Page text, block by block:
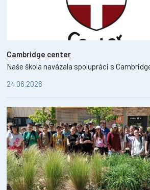
Cambridge center
Naše škola navázala spolupráci s
24.06.2026